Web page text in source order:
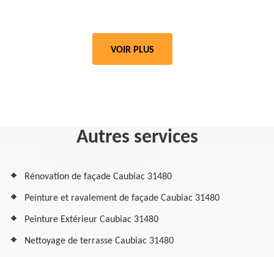
VOIR PLUS
Autres services
Rénovation de façade Caubiac 31480
Peinture et ravalement de façade Caubiac 31480
Peinture Extérieur Caubiac 31480
Nettoyage de terrasse Caubiac 31480